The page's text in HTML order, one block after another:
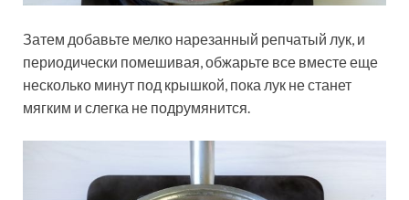
Затем добавьте мелко нарезанный репчатый лук, и
периодически помешивая, обжарьте все вместе еще
несколько минут под крышкой, пока лук не станет
мягким и слегка не подрумянится.